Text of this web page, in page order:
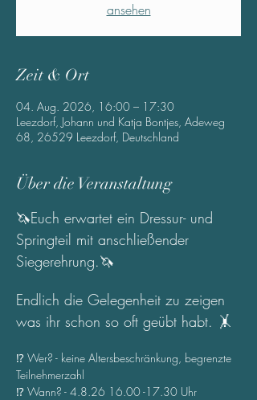
ansehen
Zeit & Ort
04. Aug. 2026, 16:00 – 17:30
Leezdorf, Johann und Katja Bontjes, Adeweg
68, 26529 Leezdorf, Deutschland
Über die Veranstaltung
🦄Euch erwartet ein Dressur- und
Springteil mit anschließender
Siegerehrung.🦄
Endlich die Gelegenheit zu zeigen
was ihr schon so oft geübt habt. 🤸
⁉️ Wer? - keine Altersbeschränkung, begrenzte
Teilnehmerzahl
⁉️ Wann? - 4.8.26 16.00 -17.30 Uhr